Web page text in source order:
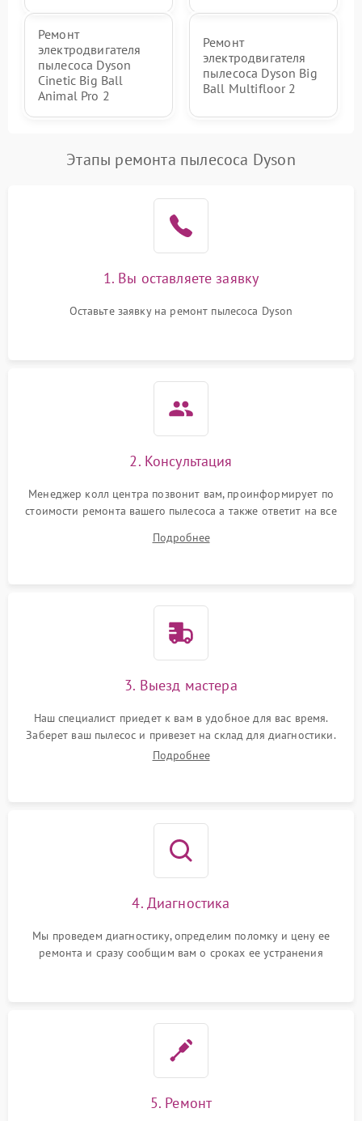
Ремонт
электродвигателя
пылесоса Dyson
Cinetic Big Ball
Animal Pro 2
Ремонт
электродвигателя
пылесоса Dyson Big
Ball Multifloor 2
Этапы ремонта пылесоса Dyson
1. Вы оставляете заявку
Оставьте заявку на ремонт пылесоса Dyson
2. Консультация
Менеджер колл центра позвонит вам, проинформирует по
стоимости ремонта вашего пылесоса а также ответит на все
Подробнее
3. Выезд мастера
Наш специалист приедет к вам в удобное для вас время.
Заберет ваш пылесос и привезет на склад для диагностики.
Подробнее
4. Диагностика
Мы проведем диагностику, определим поломку и цену ее
ремонта и сразу сообщим вам о сроках ее устранения
5. Ремонт